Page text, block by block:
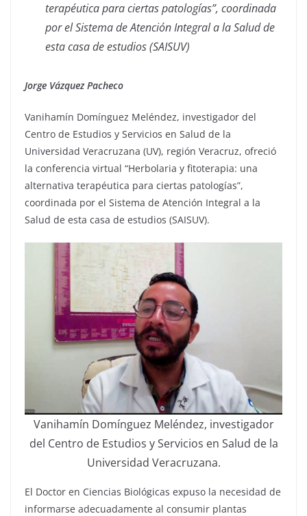
terapéutica para ciertas patologías”, coordinada
por el Sistema de Atención Integral a la Salud de
esta casa de estudios (SAISUV)
Jorge Vázquez Pacheco
Vanihamín Domínguez Meléndez, investigador del
Centro de Estudios y Servicios en Salud de la
Universidad Veracruzana (UV), región Veracruz, ofreció
la conferencia virtual “Herbolaria y fitoterapia: una
alternativa terapéutica para ciertas patologías”,
coordinada por el Sistema de Atención Integral a la
Salud de esta casa de estudios (SAISUV).
Vanihamín Domínguez Meléndez, investigador
del Centro de Estudios y Servicios en Salud de la
Universidad Veracruzana.
El Doctor en Ciencias Biológicas expuso la necesidad de
informarse adecuadamente al consumir plantas